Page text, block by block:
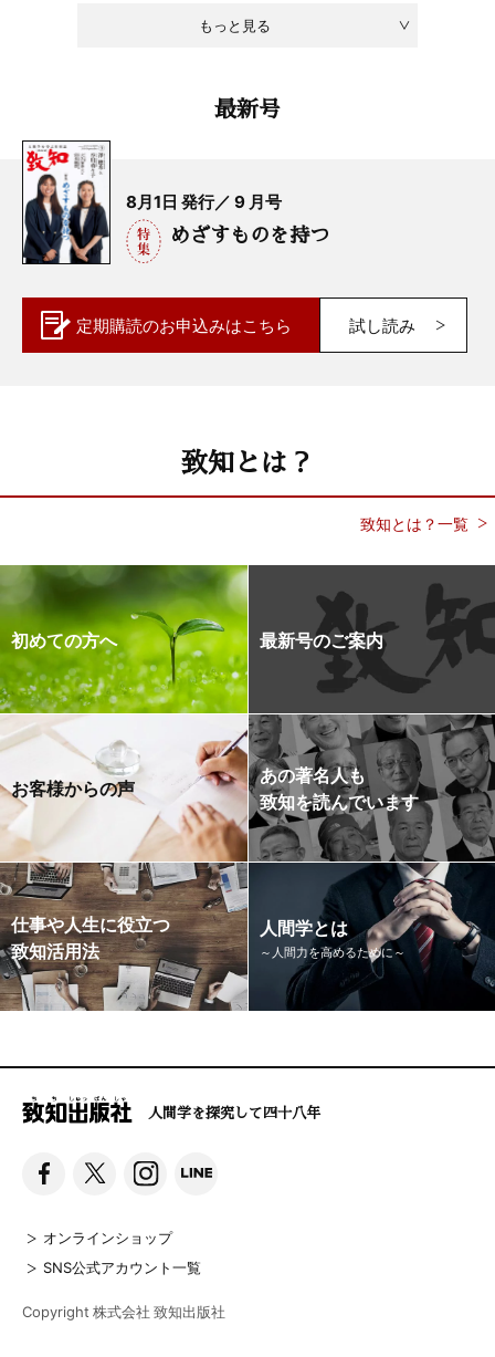
もっと見る
最新号
8月1日 発行／ 9 月号
めざすものを持つ
定期購読のお申込みはこちら 試し読み
致知とは？
致知とは？一覧
初めての方へ 最新号のご案内
お客様からの声
あの著名人も
致知を読んでいます
仕事や人生に役立つ
致知活用法
人間学とは
～人間力を高めるために～
人間学を探究して四十八年
オンラインショップ
SNS公式アカウント一覧
Copyright 株式会社 致知出版社